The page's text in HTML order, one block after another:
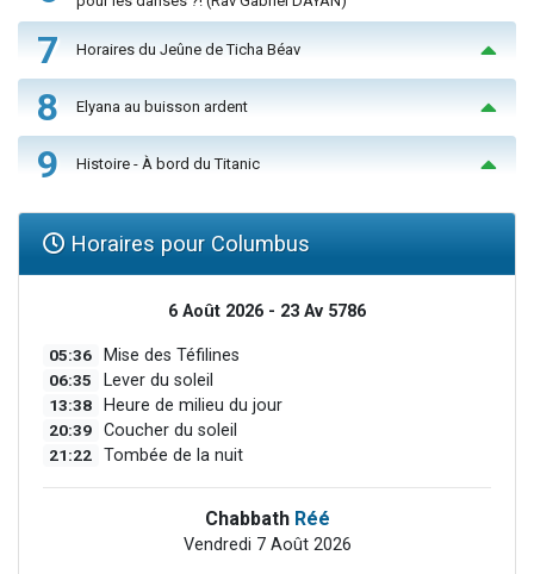
7 Horaires du Jeûne de Ticha Béav
8 Elyana au buisson ardent
9 Histoire - À bord du Titanic
Horaires pour Columbus
6 Août 2026 - 23 Av 5786
05:36 Mise des Téfilines
06:35 Lever du soleil
13:38 Heure de milieu du jour
20:39 Coucher du soleil
21:22 Tombée de la nuit
Chabbath Réé
Vendredi 7 Août 2026